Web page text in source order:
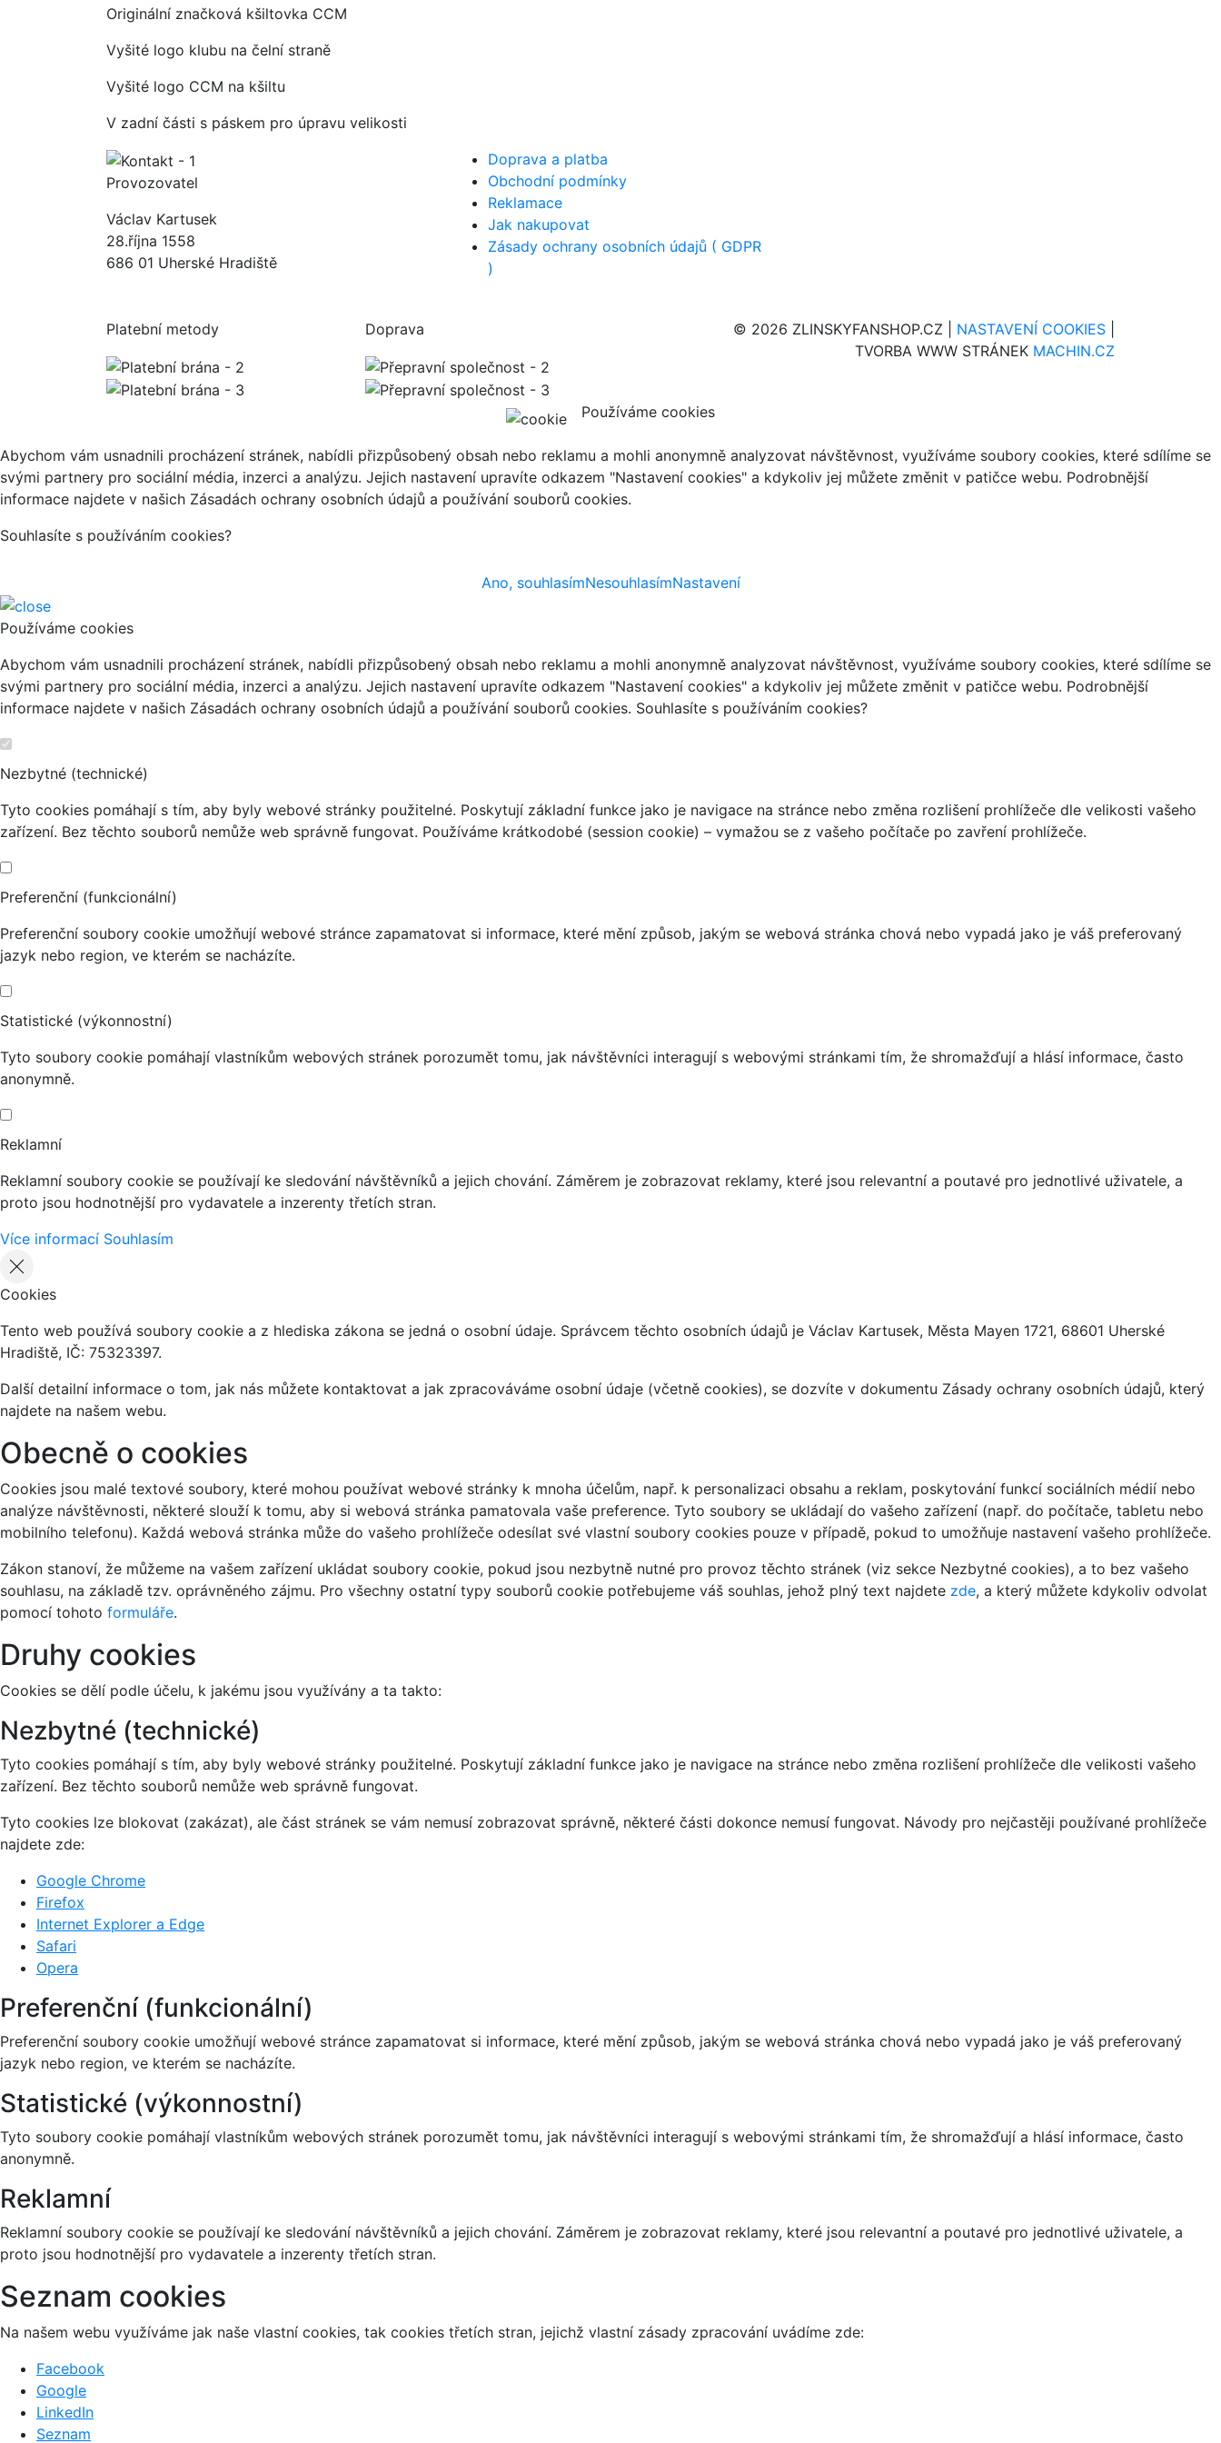
Originální značková kšiltovka CCM
Vyšité logo klubu na čelní straně
Vyšité logo CCM na kšiltu
V zadní části s páskem pro úpravu velikosti
Provozovatel
Václav Kartusek
28.října 1558
686 01 Uherské Hradiště
Doprava a platba
Obchodní podmínky
Reklamace
Jak nakupovat
Zásady ochrany osobních údajů ( GDPR
)
Platební metody Doprava © 2026 ZLINSKYFANSHOP.CZ | NASTAVENÍ COOKIES
TVORBA WWW STRÁNEK MACHIN.CZ
Používáme cookies
Abychom vám usnadnili procházení stránek, nabídli přizpůsobený obsah nebo reklamu a mohli anonymně analyzovat návštěvnost, využíváme soubory cookies, které sdílíme se
svými partnery pro sociální média, inzerci a analýzu. Jejich nastavení upravíte odkazem "Nastavení cookies" a kdykoliv jej můžete změnit v patičce webu. Podrobnější
informace najdete v našich Zásadách ochrany osobních údajů a používání souborů cookies.
Souhlasíte s používáním cookies?
Ano, souhlasímNesouhlasímNastavení
Používáme cookies
Abychom vám usnadnili procházení stránek, nabídli přizpůsobený obsah nebo reklamu a mohli anonymně analyzovat návštěvnost, využíváme soubory cookies, které sdílíme se
svými partnery pro sociální média, inzerci a analýzu. Jejich nastavení upravíte odkazem "Nastavení cookies" a kdykoliv jej můžete změnit v patičce webu. Podrobnější
informace najdete v našich Zásadách ochrany osobních údajů a používání souborů cookies. Souhlasíte s používáním cookies?
Nezbytné (technické)
Tyto cookies pomáhají s tím, aby byly webové stránky použitelné. Poskytují základní funkce jako je navigace na stránce nebo změna rozlišení prohlížeče dle velikosti vašeho
zařízení. Bez těchto souborů nemůže web správně fungovat. Používáme krátkodobé (session cookie) – vymažou se z vašeho počítače po zavření prohlížeče.
Preferenční (funkcionální)
Preferenční soubory cookie umožňují webové stránce zapamatovat si informace, které mění způsob, jakým se webová stránka chová nebo vypadá jako je váš preferovaný
jazyk nebo region, ve kterém se nacházíte.
Statistické (výkonnostní)
Tyto soubory cookie pomáhají vlastníkům webových stránek porozumět tomu, jak návštěvníci interagují s webovými stránkami tím, že shromažďují a hlásí informace, často
anonymně.
Reklamní
Reklamní soubory cookie se používají ke sledování návštěvníků a jejich chování. Záměrem je zobrazovat reklamy, které jsou relevantní a poutavé pro jednotlivé uživatele, a
proto jsou hodnotnější pro vydavatele a inzerenty třetích stran.
Více informací Souhlasím
Cookies
Tento web používá soubory cookie a z hlediska zákona se jedná o osobní údaje. Správcem těchto osobních údajů je Václav Kartusek, Města Mayen 1721, 68601 Uherské
Hradiště, IČ: 75323397.
Další detailní informace o tom, jak nás můžete kontaktovat a jak zpracováváme osobní údaje (včetně cookies), se dozvíte v dokumentu Zásady ochrany osobních údajů, který
najdete na našem webu.
Obecně o cookies
Cookies jsou malé textové soubory, které mohou používat webové stránky k mnoha účelům, např. k personalizaci obsahu a reklam, poskytování funkcí sociálních médií nebo
analýze návštěvnosti, některé slouží k tomu, aby si webová stránka pamatovala vaše preference. Tyto soubory se ukládají do vašeho zařízení (např. do počítače, tabletu nebo
mobilního telefonu). Každá webová stránka může do vašeho prohlížeče odesílat své vlastní soubory cookies pouze v případě, pokud to umožňuje nastavení vašeho prohlížeče.
Zákon stanoví, že můžeme na vašem zařízení ukládat soubory cookie, pokud jsou nezbytně nutné pro provoz těchto stránek (viz sekce Nezbytné cookies), a to bez vašeho
souhlasu, na základě tzv. oprávněného zájmu. Pro všechny ostatní typy souborů cookie potřebujeme váš souhlas, jehož plný text najdete zde, a který můžete kdykoliv odvolat
pomocí tohoto formuláře.
Druhy cookies
Cookies se dělí podle účelu, k jakému jsou využívány a ta takto:
Nezbytné (technické)
Tyto cookies pomáhají s tím, aby byly webové stránky použitelné. Poskytují základní funkce jako je navigace na stránce nebo změna rozlišení prohlížeče dle velikosti vašeho
zařízení. Bez těchto souborů nemůže web správně fungovat.
Tyto cookies lze blokovat (zakázat), ale část stránek se vám nemusí zobrazovat správně, některé části dokonce nemusí fungovat. Návody pro nejčastěji používané prohlížeče
najdete zde:
Google Chrome
Firefox
Internet Explorer a Edge
Safari
Opera
Preferenční (funkcionální)
Preferenční soubory cookie umožňují webové stránce zapamatovat si informace, které mění způsob, jakým se webová stránka chová nebo vypadá jako je váš preferovaný
jazyk nebo region, ve kterém se nacházíte.
Statistické (výkonnostní)
Tyto soubory cookie pomáhají vlastníkům webových stránek porozumět tomu, jak návštěvníci interagují s webovými stránkami tím, že shromažďují a hlásí informace, často
anonymně.
Reklamní
Reklamní soubory cookie se používají ke sledování návštěvníků a jejich chování. Záměrem je zobrazovat reklamy, které jsou relevantní a poutavé pro jednotlivé uživatele, a
proto jsou hodnotnější pro vydavatele a inzerenty třetích stran.
Seznam cookies
Na našem webu využíváme jak naše vlastní cookies, tak cookies třetích stran, jejichž vlastní zásady zpracování uvádíme zde:
Facebook
Google
LinkedIn
Seznam